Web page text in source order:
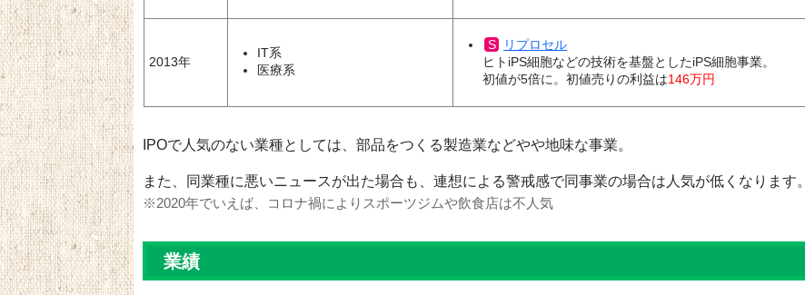
2013年
IT系
医療系
リプロセル
ヒトiPS細胞などの技術を基盤としたiPS細胞事業。
初値が5倍に。初値売りの利益は146万円
IPOで人気のない業種としては、部品をつくる製造業などやや地味な事業。
また、同業種に悪いニュースが出た場合も、連想による警戒感で同事業の場合は人気が低くなります。
※2020年でいえば、コロナ禍によりスポーツジムや飲食店は不人気
業績